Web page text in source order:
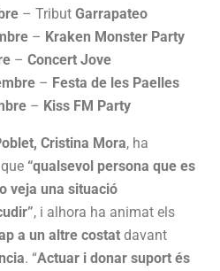
– Tribut Garrapateo
– Kraken Monster Party
– Concert Jove
– Festa de les Paelles
– Kiss FM Party
Cristina Mora, ha
“qualsevol persona que es
veja una situació
, i alhora ha animat els
a un altre costat davant
. “Actuar i donar suport és